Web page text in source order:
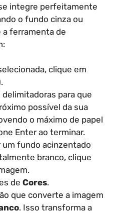
integre perfeitamente
o fundo cinza ou
a ferramenta de
clique em
para que
possível da sua
o máximo de papel
Enter ao terminar.
um fundo acinzentado
branco, clique
de Cores.
que converte a imagem
. Isso transforma a